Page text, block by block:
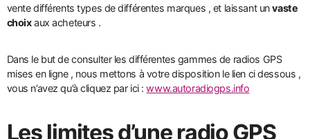
vente différents types de différentes marques , et laissant unvaste
choixaux acheteurs .
Dans le but de consulter les différentes gammes de radios GPS
mises en ligne , nous mettons à votre disposition le lien ci dessous ,
vous n’avez qu’à cliquez par ici :www.autoradiogps.info
Les limites d’une radio GPS